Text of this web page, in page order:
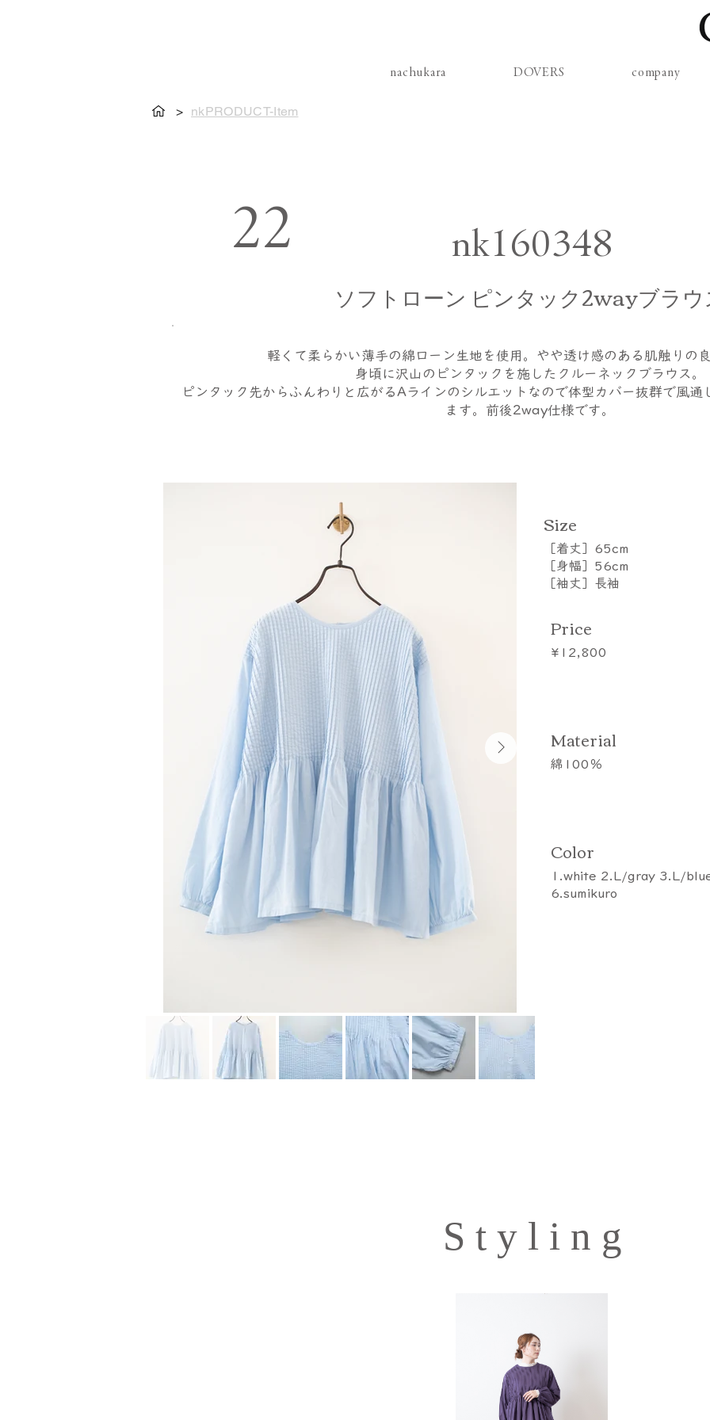
nachukara DOVERS company
> nkPRODUCT-Item
22 nk160348
ソフトローン ピンタック2wayブラウ
軽くて柔らかい薄手の綿ローン生地を使用。やや透け感のある肌触りの良
身頃に沢山のピンタックを施したクルーネックブラウス。
ピンタック先からふんわりと広がるAラインのシルエットなので体型カバー抜群で風通
ます。前後2way仕様です。
​Size
［着丈］65cm
［身幅］56cm
［袖丈］長袖
Price
¥12,800
​Material
綿100％
Color
1.white 2.L/gray 3.L/
6.sumikuro
S t y l i n g